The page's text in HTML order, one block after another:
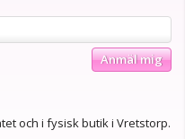
Anmäl mig
och i fysisk butik i Vretstorp.